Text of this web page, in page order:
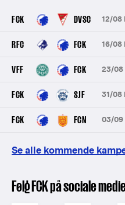
12/08
FCK DVSC
16/08
RFC FCK
23/08
VFF FCK
31/08
FCK SJF
03/09
FCK FCN
Se alle kommende
Følg FCK på sociale